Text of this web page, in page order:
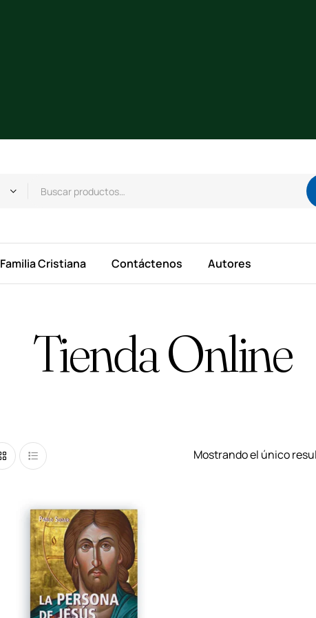
Familia Cristiana Contáctenos Autores
Tienda Online
Mostrando el único